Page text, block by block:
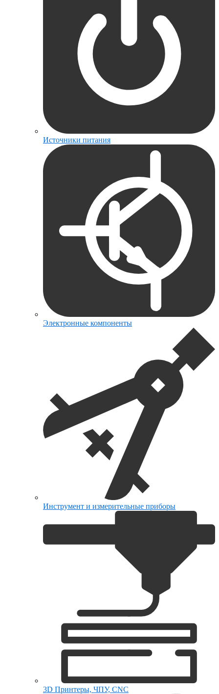
Источники питания
Электронные компоненты
Инструмент и измерительные приборы
3D Принтеры, ЧПУ, CNC